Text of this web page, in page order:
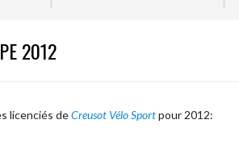
2012
licenciés deCreusot Vélo Sportpour 2012: